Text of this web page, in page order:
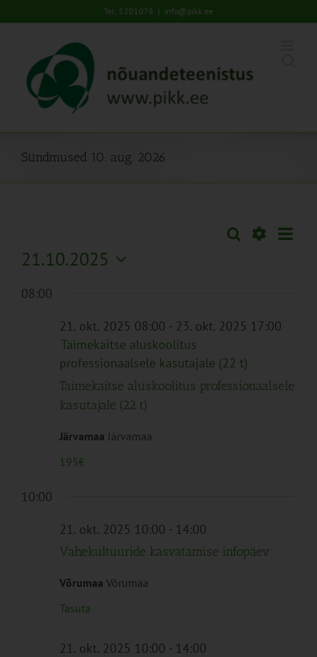
to
Tel: 5201078 | info@pikk.ee
Sündmused 10. aug. 2026
Sündmused
Navigation
Otsi Päev
21.10.2025
kuupäev.
08:00
21. okt. 2025 08:00 - 23. okt. 2025 17:00
Taimekaitse aluskoolitus
professionaalsele kasutajale (22 t)
Taimekaitse aluskoolitus professionaalsele
kasutajale (22 t)
Järvamaa Järvamaa
195€
10:00
21. okt. 2025 10:00 - 14:00
Vahekultuuride kasvatamise infopäev
Võrumaa Võrumaa
Tasuta
21. okt. 2025 10:00 - 14:00